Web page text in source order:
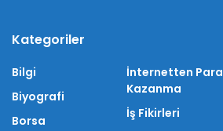
Kategoriler
Bilgi
Biyografi
Borsa
İnternetten Para
Kazanma
İş Fikirleri